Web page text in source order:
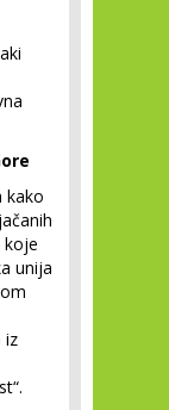
kako
koje
unija
iz